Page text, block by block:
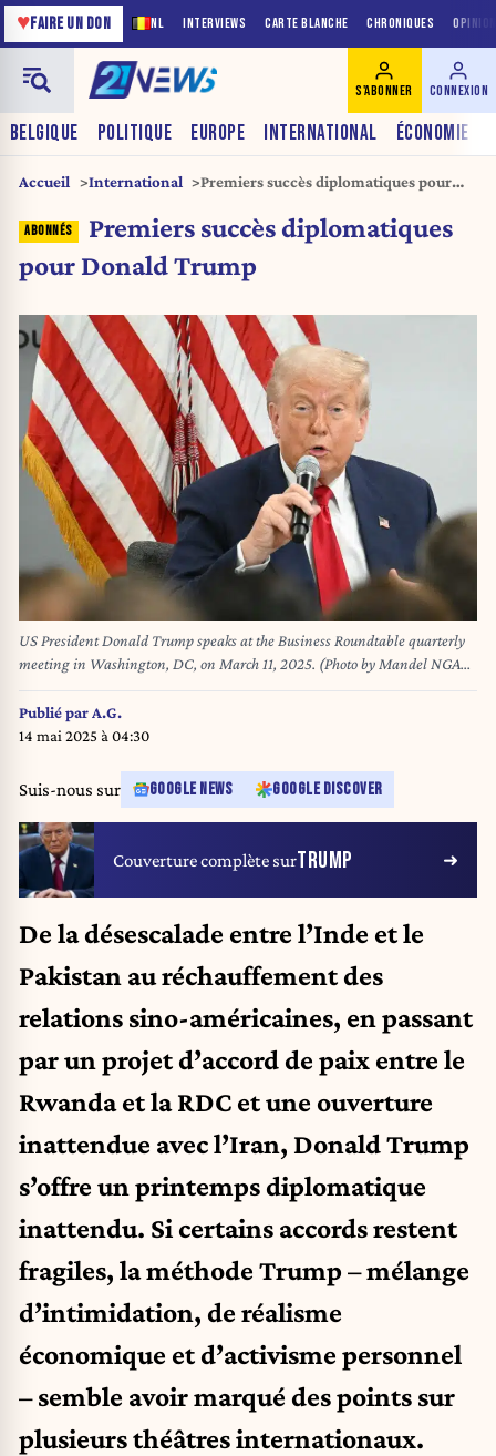
NL INTERVIEWS CARTE BLANCHE CHRONIQUES
♥FAIRE UN DON
BELGIQUE POLITIQUE EUROPE INTERNATIONAL ÉCONOMIE
S'ABONNER CONNEXION
Accueil International
Premiers succès diplomatiques pour
Premiers succès diplomatiques
pour Donald Trump
US President Donald Trump speaks at the Business Roundtable quarterly
meeting in Washington, DC, on March 11, 2025. (Photo by Mandel NGAN
/ AFP)
Publié par A.G.
14 mai 2025 à 04:30
Suis-nous sur GOOGLE NEWS GOOGLE DISCOVER
Couverture complète surTRUMP
De la désescalade entre l’Inde et le
Pakistan au réchauffement des
relations sino-américaines, en passant
par un projet d’accord de paix entre le
Rwanda et la RDC et une ouverture
inattendue avec l’Iran, Donald Trump
s’offre un printemps diplomatique
inattendu. Si certains accords restent
fragiles, la méthode Trump – mélange
d’intimidation, de réalisme
économique et d’activisme personnel
– semble avoir marqué des points sur
plusieurs théâtres internationaux.